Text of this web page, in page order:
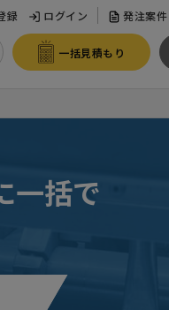
録 ログイン 発注案件
一括見積もり
一括で